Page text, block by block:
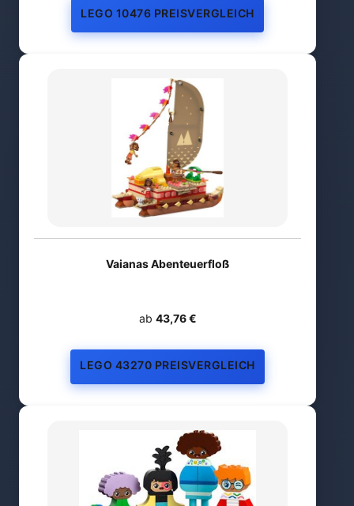
LEGO 10476 PREISVERGLEICH
Vaianas Abenteuerfloß
ab 43,76 €
LEGO 43270 PREISVERGLEICH